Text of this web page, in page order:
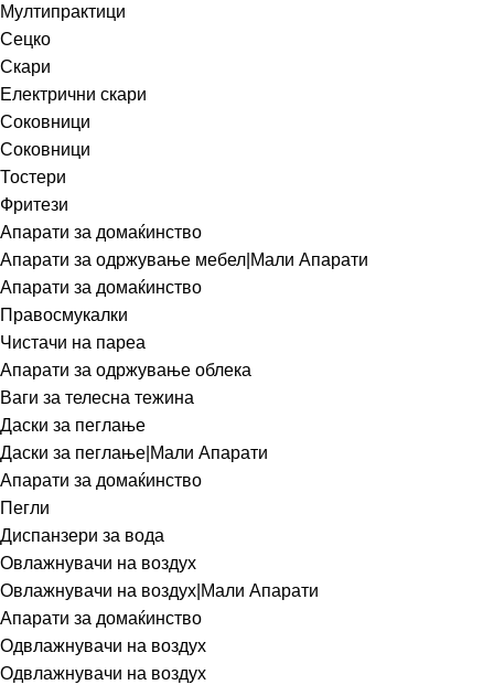
Мултипрактици
Сецко
Скари
Електрични скари
Соковници
Соковници
Тостери
Фритези
Апарати за домаќинство
Апарати за одржување мебел|Мали Апарати
Апарати за домаќинство
Правосмукалки
Чистачи на пареа
Апарати за одржување облека
Ваги за телесна тежина
Даски за пеглање
Даски за пеглање|Мали Апарати
Апарати за домаќинство
Пегли
Диспанзери за вода
Овлажнувачи на воздух
Овлажнувачи на воздух|Мали Апарати
Апарати за домаќинство
Одвлажнувачи на воздух
Одвлажнувачи на воздух